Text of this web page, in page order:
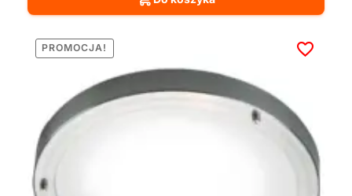
PROMOCJA!